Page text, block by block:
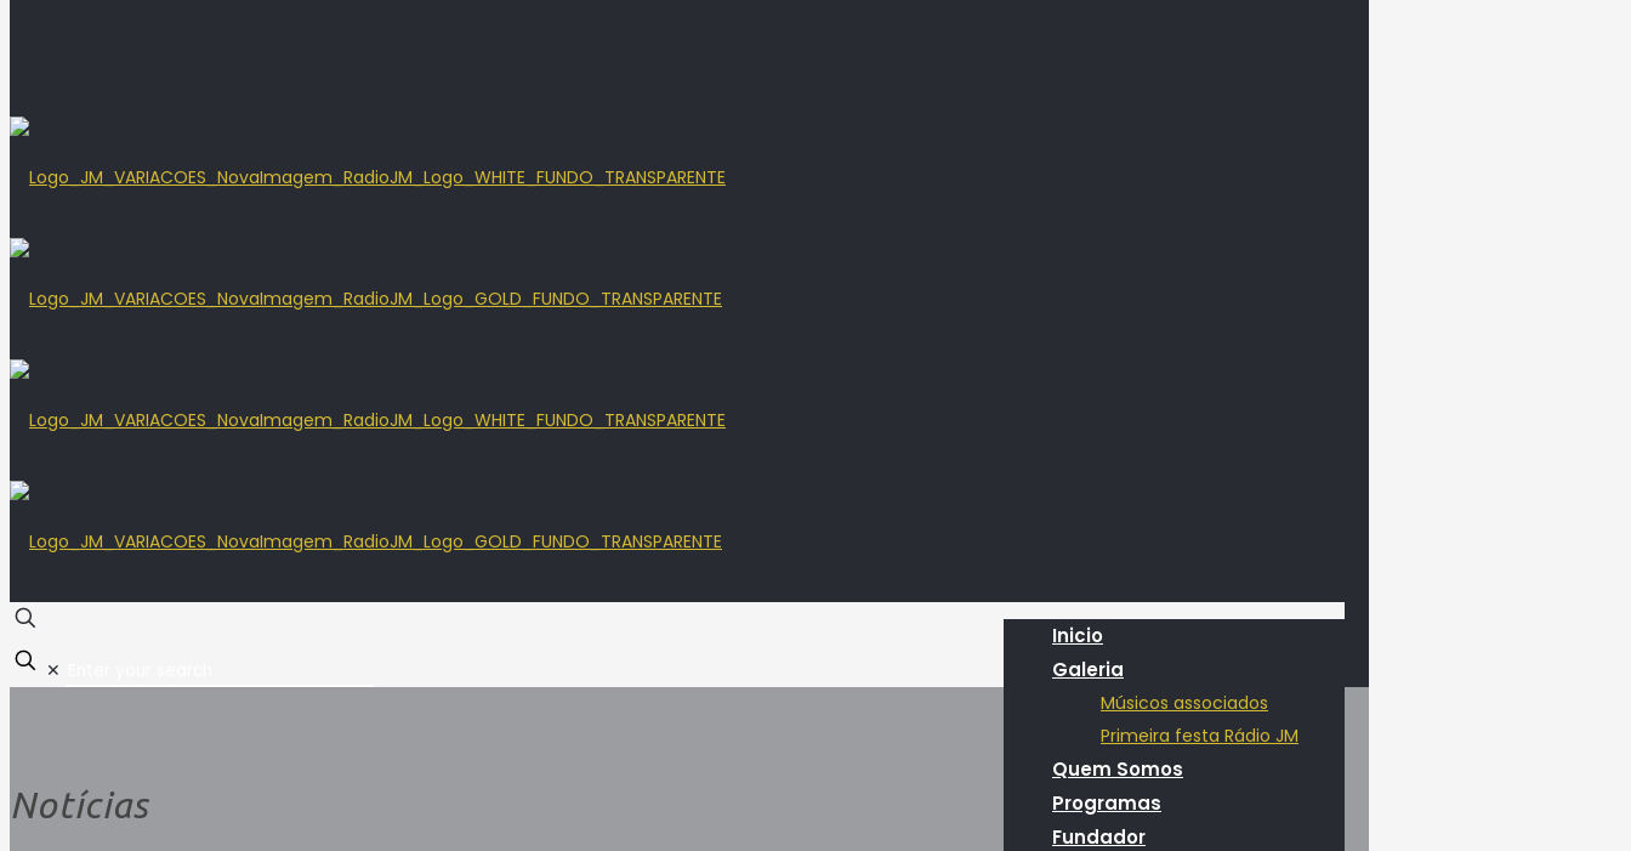
Inicio
Galeria
Músicos associados
Primeira festa Rádio JM
Quem Somos
Programas
Fundador
✕
Notícias